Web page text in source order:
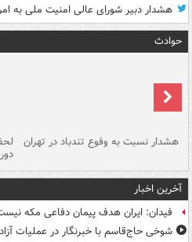
هشدار دبیر شورای عالی امنیت ملی به
حوادث
هشدار نسبت به وفوع تندباد در تهران
آخرین اخبار
فیدان: ایران هدف پیمان دفاعی مکه
شوخی حاج‌قاسم با خبرنگار در عملیات